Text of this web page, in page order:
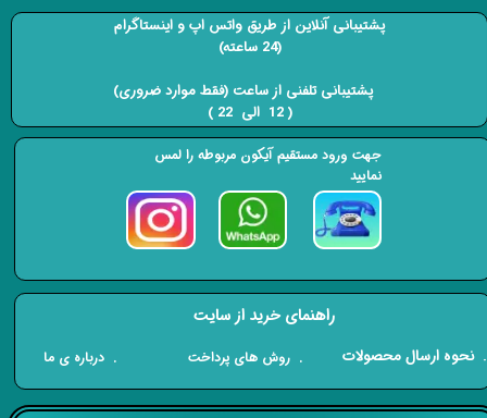
راهنمای خرید از سایت
​. نحوه ارسال محصولات . روش های پرداخت . درباره ی ما
پشتیبانی آنلاین از طریق واتس اپ و اینستاگرام
(24 ساعته)
​​​​​​​ پشتیبانی تلفنی از ساعت (فقط موارد ضروری)
( 12 الی 22 ) ​​​​​​​
جهت ورود مستقیم آیکون مربوطه را لمس
نمایید